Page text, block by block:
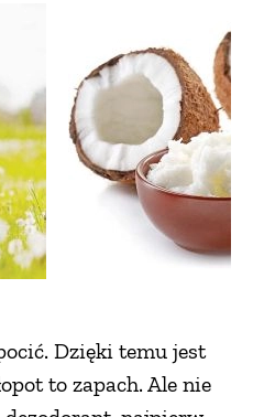
Dzięki temu jest
to zapach. Ale nie
DOMOWE
W NATURZE